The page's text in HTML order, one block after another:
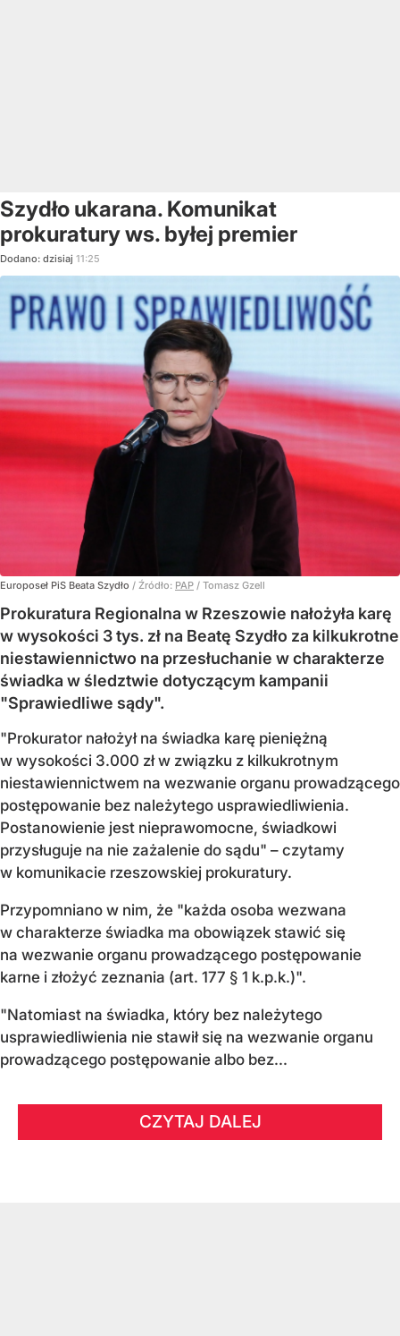
Szydło ukarana. Komunikat
prokuratury ws. byłej premier
Dodano: dzisiaj 11:25
Europoseł PiS Beata Szydło / Źródło: PAP / Tomasz Gzell
Prokuratura Regionalna w Rzeszowie nałożyła karę
w wysokości 3 tys. zł na Beatę Szydło za kilkukrotne
niestawiennictwo na przesłuchanie w charakterze
świadka w śledztwie dotyczącym kampanii
"Sprawiedliwe sądy".
"Prokurator nałożył na świadka karę pieniężną
w wysokości 3.000 zł w związku z kilkukrotnym
niestawiennictwem na wezwanie organu prowadzącego
postępowanie bez należytego usprawiedliwienia.
Postanowienie jest nieprawomocne, świadkowi
przysługuje na nie zażalenie do sądu" – czytamy
w komunikacie rzeszowskiej prokuratury.
Przypomniano w nim, że "każda osoba wezwana
w charakterze świadka ma obowiązek stawić się
na wezwanie organu prowadzącego postępowanie
karne i złożyć zeznania (art. 177 § 1 k.p.k.)".
"Natomiast na świadka, który bez należytego
usprawiedliwienia nie stawił się na wezwanie organu
prowadzącego postępowanie albo bez...
CZYTAJ DALEJ